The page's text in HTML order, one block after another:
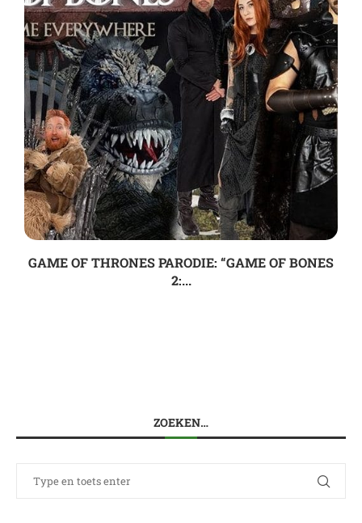
GAME OF THRONES PARODIE: “GAME OF BONES
2:...
ZOEKEN…